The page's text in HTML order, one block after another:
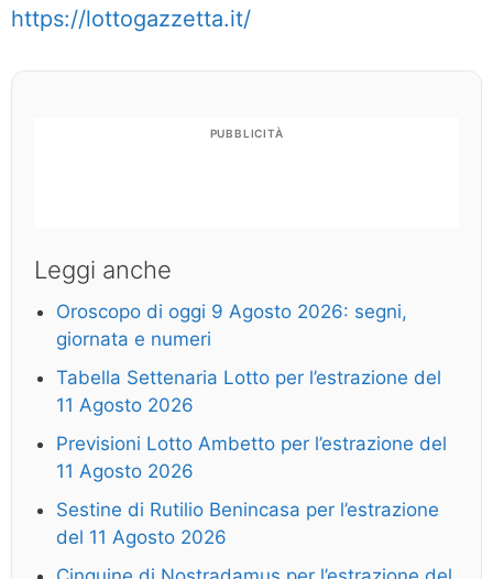
https://lottogazzetta.it/
PUBBLICITÀ
Leggi anche
Oroscopo di oggi 9 Agosto 2026: segni,
giornata e numeri
Tabella Settenaria Lotto per l’estrazione del
11 Agosto 2026
Previsioni Lotto Ambetto per l’estrazione del
11 Agosto 2026
Sestine di Rutilio Benincasa per l’estrazione
del 11 Agosto 2026